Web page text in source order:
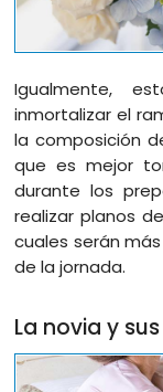
Igualmente,
inmortalizar el
la composición
que es mejor
durante los
realizar planos
cuales serán
de la jornada.
La novia y